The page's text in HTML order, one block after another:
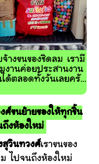
จ้างขนของชิดลม เรามี
งานค่อยประสานงาน
ด้ตลอดทั้งวันเลยครั...
ศ์ขนย้ายของให้ทุกชิ้น
ถึงห้องใหม่
สุวินทวงศ์เราขนของ
ไปจนถึงห้องใหม่